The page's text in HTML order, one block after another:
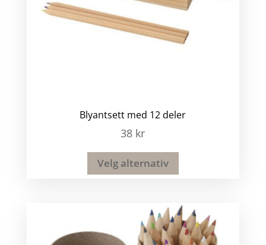
Blyantsett med 12 deler
38 kr
Velg alternativ